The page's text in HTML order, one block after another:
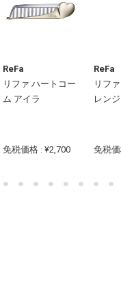
ReFa
リファ ハートコー
ム アイラ
免税価格 : ¥2,700
ReFa
リフ
レンジ
免税